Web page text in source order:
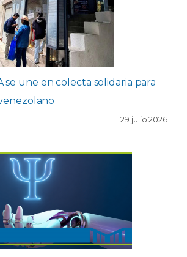
se une en colecta solidaria para
29 julio 2026